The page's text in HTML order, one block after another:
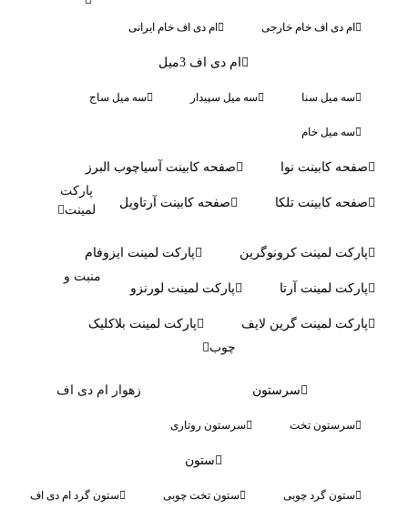
دی اف خام خارجی ام دی اف خام ایرانی
ام دی اف 3میل
میل سنا سه میل سپیدار سه میل ساج
میل خام
کابینت نوا صفحه کابینت آسیاچوب البرز
کابینت تلکا صفحه کابینت آرتاویل
لمینت
لمینت کرونوگرین پارکت لمینت ایزوفام
لمینت آرتا پارکت لمینت لورنزو
لمینت گرین لایف پارکت لمینت بلاکلیک
سرستون
تخت سرستون روتاری
گرد چوبی ستون تخت چوبی ستون گرد ام دی اف
زهوار ام دی اف